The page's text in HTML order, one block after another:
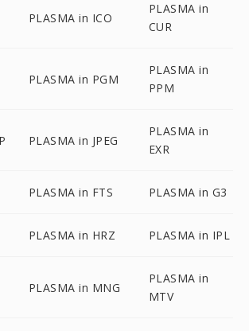
PLASMA in ICO
PLASMA in
CUR
PLASMA in PGM
PLASMA in
PPM
PLASMA in JPEG
PLASMA in
EXR
PLASMA in FTS PLASMA in G3
PLASMA in HRZ PLASMA in IPL
PLASMA in MNG
PLASMA in
MTV